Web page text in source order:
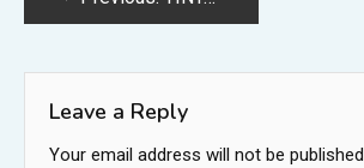
Leave a Reply
Your email address will not be published.